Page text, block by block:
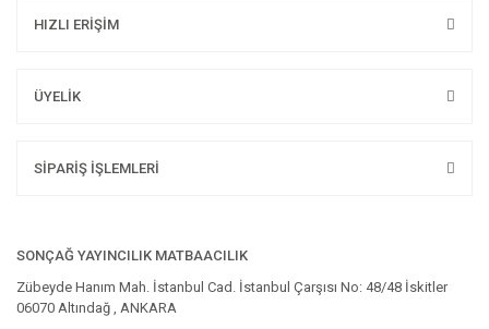
HIZLI ERİŞİM
ÜYELİK
SİPARİŞ İŞLEMLERİ
SONÇAĞ YAYINCILIK MATBAACILIK
Zübeyde Hanım Mah. İstanbul Cad. İstanbul Çarşısı No: 48/48 İskitler
06070 Altındağ , ANKARA